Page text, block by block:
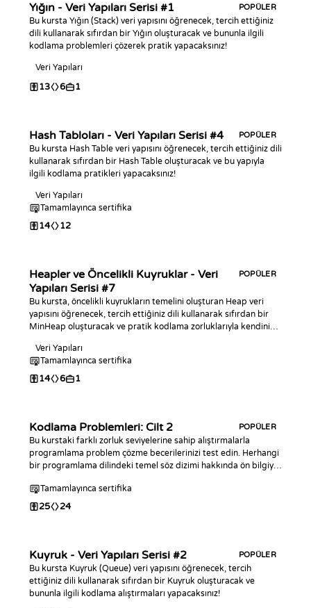
Yığın - Veri Yapıları Serisi #1 POPÜLER
Bu kursta Yığın (Stack) veri yapısını öğrenecek, tercih ettiğiniz
dili kullanarak sıfırdan bir Yığın oluşturacak ve bununla ilgili
kodlama problemleri çözerek pratik yapacaksınız!
Veri Yapıları
13 6 1
Hash Tabloları - Veri Yapıları Serisi #4 POPÜLER
Bu kursta Hash Table veri yapısını öğrenecek, tercih ettiğiniz dili
kullanarak sıfırdan bir Hash Table oluşturacak ve bu yapıyla
ilgili kodlama pratikleri yapacaksınız!
Veri Yapıları
Tamamlayınca sertifika
14 12
Heapler ve Öncelikli Kuyruklar - Veri
Yapıları Serisi #7
POPÜLER
Bu kursta, öncelikli kuyrukların temelini oluşturan Heap veri
yapısını öğrenecek, tercih ettiğiniz dili kullanarak sıfırdan bir
MinHeap oluşturacak ve pratik kodlama zorluklarıyla kendinizi
Veri Yapıları
Tamamlayınca sertifika
14 6 1
Kodlama Problemleri: Cilt 2 POPÜLER
Bu kurstaki farklı zorluk seviyelerine sahip alıştırmalarla
programlama problem çözme becerilerinizi test edin. Herhangi
bir programlama dilindeki temel söz dizimi hakkında ön bilgiye
Problemleri kursunun bir devamıdır.
Tamamlayınca sertifika
25 24
Kuyruk - Veri Yapıları Serisi #2 POPÜLER
Bu kursta Kuyruk (Queue) veri yapısını öğrenecek, tercih
ettiğiniz dili kullanarak sıfırdan bir Kuyruk oluşturacak ve
bununla ilgili kodlama alıştırmaları yapacaksınız!